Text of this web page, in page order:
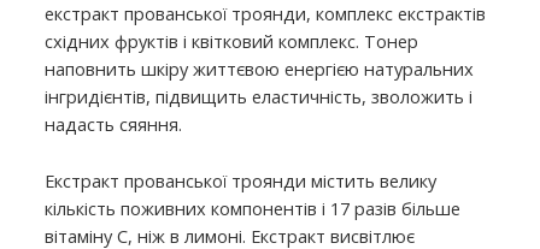
екстракт прованської троянди, комплекс екстрактів
східних фруктів і квітковий комплекс. Тонер
наповнить шкіру життєвою енергією натуральних
інгридієнтів, підвищить еластичність, зволожить і
надасть сяяння.
Екстракт прованської троянди містить велику
кількість поживних компонентів і 17 разів більше
вітаміну С, ніж в лимоні. Екстракт висвітлює